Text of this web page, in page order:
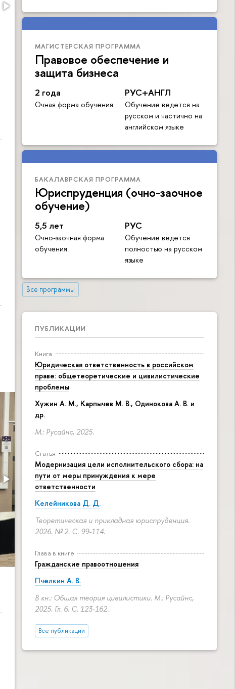
МАГИСТЕРСКАЯ ПРОГРАММА
Правовое обеспечение и
защита бизнеса
2 года
Очная форма обучения
РУС+АНГЛ
Обучение ведется на
русском и частично на
английском языке
БАКАЛАВРСКАЯ ПРОГРАММА
Юриспруденция (очно-заочное
обучение)
5,5 лет
Очно-заочная форма
обучения
РУС
Обучение ведётся
полностью на русском
языке
Все программы
ПУБЛИКАЦИИ
Книга
Юридическая ответственность в российском
праве: общетеоретические и цивилистические
проблемы
Хужин А. М., Карпычев М. В., Одинокова А. В. и
др.
М.: Русайнс, 2025.
Статья
Модернизация цели исполнительского сбора: на
пути от меры принуждения к мере
ответственности
Келейникова Д. Д.
Теоретическая и прикладная юриспруденция.
2026. № 2. С. 99-114.
Глава в книге
Гражданские правоотношения
Пчелкин А. В.
В кн.: Общая теория цивилистики. М.: Русайнс,
2025. Гл. 6. С. 123-162.
Все публикации